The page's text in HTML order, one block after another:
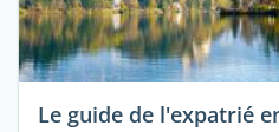
Le guide de l'expatrié